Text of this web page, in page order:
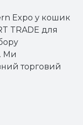
Expo у кошик
TRADE для
Ми
торговий